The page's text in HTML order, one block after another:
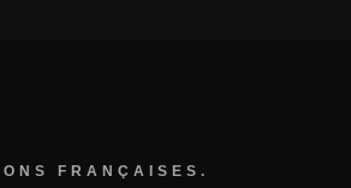
FRANÇAISES.